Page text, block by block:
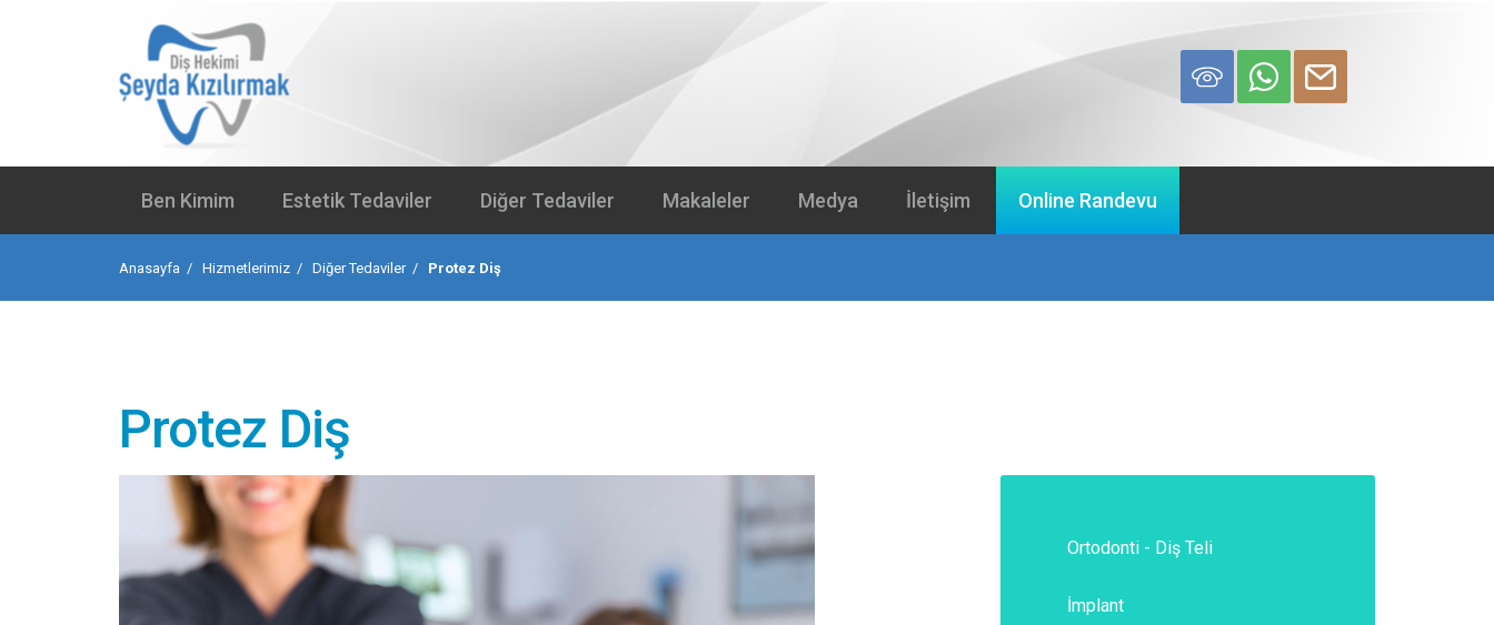
Ben Kimim Estetik Tedaviler Diğer Tedaviler Makaleler Medya İletişim Online Randevu
Anasayfa Hizmetlerimiz Diğer Tedaviler Protez Diş
Protez Diş
Ortodonti - Diş Teli
İmplant